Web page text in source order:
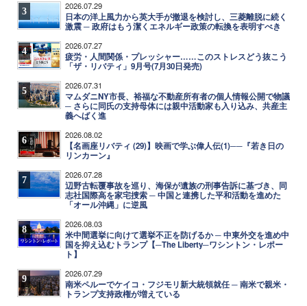
3 2026.07.29
日本の洋上風力から英大手が撤退を検討し、三菱離脱に続く
激震 ─ 政府はもう潔くエネルギー政策の転換を表明すべき
4 2026.07.27
疲労・人間関係・プレッシャー……このストレスどう抜こう
「ザ・リバティ」9月号(7月30日発売)
5 2026.07.31
マムダニNY市長、裕福な不動産所有者の個人情報公開で物議
─ さらに同氏の支持母体には親中活動家も入り込み、共産主
義へばく進
6 2026.08.02
【名画座リバティ (29)】映画で学ぶ偉人伝(1)──『若き日の
リンカーン』
7 2026.07.28
辺野古転覆事故を巡り、海保が遺族の刑事告訴に基づき、同
志社国際高を家宅捜索 ─ 中国と連携した平和活動を進めた
「オール沖縄」に逆風
8 2026.08.03
米中間選挙に向けて選挙不正を防げるか ─ 中東外交を進め中
国を抑え込むトランプ【─The Liberty─ワシントン・レポー
ト】
9 2026.07.29
南米ペルーでケイコ・フジモリ新大統領就任 ─ 南米で親米・
トランプ支持政権が増えている